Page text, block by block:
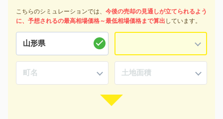
こちらのシミュレーションでは、 今後の売却の見通しが立てられるよう
に、予想されるの最高相場価格～最低相場価格まで算出 しています。